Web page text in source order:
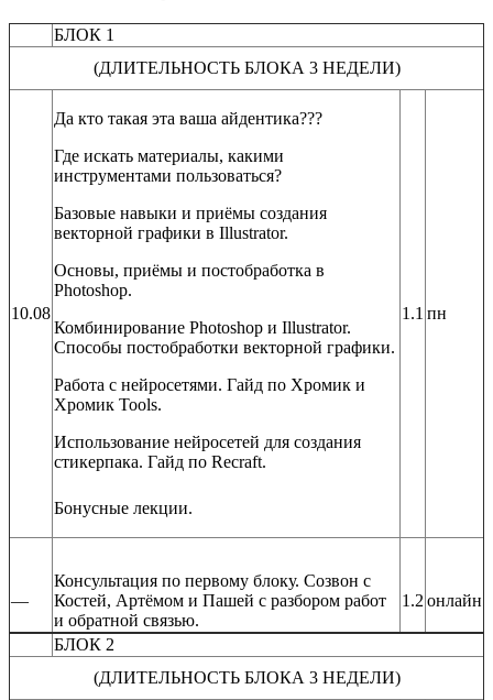
БЛОК 1
(ДЛИТЕЛЬНОСТЬ БЛОКА 3 НЕДЕЛИ)
10.08
Да кто такая эта ваша айдентика???
Где искать материалы, какими
инструментами пользоваться?
Базовые навыки и приёмы создания
векторной графики в Illustrator.
Основы, приёмы и постобработка в
Photoshop.
Комбинирование Photoshop и Illustrator.
Способы постобработки векторной графики.
Работа с нейросетями. Гайд по Хромик и
Хромик Tools.
Использование нейросетей для создания
стикерпака. Гайд по Recraft.
Бонусные лекции.
1.1 пн
—
Консультация по первому блоку. Созвон с
Костей, Артёмом и Пашей с разбором работ
и обратной связью.
1.2 онлайн
БЛОК 2
(ДЛИТЕЛЬНОСТЬ БЛОКА 3 НЕДЕЛИ)